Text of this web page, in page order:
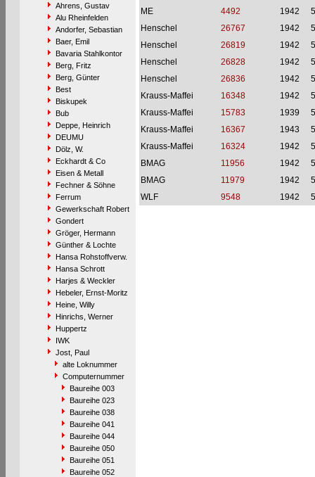
Ahrens, Gustav
Alu Rheinfelden
Andorfer, Sebastian
Baer, Emil
Bavaria Stahlkontor
Berg, Fritz
Berg, Günter
Best
Biskupek
Bub
Deppe, Heinrich
DEUMU
Dölz, W.
Eckhardt & Co
Eisen & Metall
Fechner & Söhne
Ferrum
Gewerkschaft Robert
Gondert
Gröger, Hermann
Günther & Lochte
Hansa Rohstoffverw.
Hansa Schrott
Harjes & Weckler
Hebeler, Ernst-Moritz
Heine, Willy
Hinrichs, Werner
Huppertz
IWK
Jost, Paul
alte Loknummer
Computernummer
Baureihe 003
Baureihe 023
Baureihe 038
Baureihe 041
Baureihe 044
Baureihe 050
Baureihe 051
Baureihe 052
ME
4492 1942
Henschel
26767 1942
Henschel
26819 1942
Henschel
26828 1942
Henschel
26836 1942
Krauss-Maffei
16348 1942
Krauss-Maffei
15783 1939
Krauss-Maffei
16367 1943
Krauss-Maffei
16324 1942
BMAG
11956 1942
BMAG
11979 1942
WLF
9548 1942